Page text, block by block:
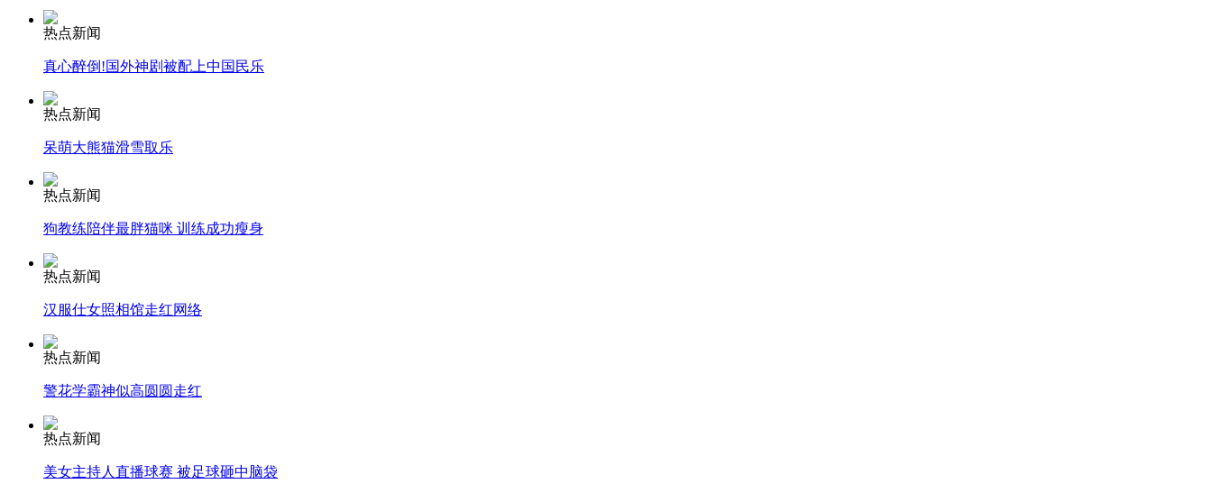
安徽一实载49人客车翻车
走！跟着总书记去植树
消防员救轻生者
纽约上演“枕头大战”
司机酒驾遇交警 急速倒车逃窜
热点新闻
真心醉倒!国外神剧被配上中国民乐
热点新闻
呆萌大熊猫滑雪取乐
热点新闻
狗教练陪伴最胖猫咪 训练成功瘦身
热点新闻
汉服仕女照相馆走红网络
热点新闻
警花学霸神似高圆圆走红
热点新闻
美女主持人直播球赛 被足球砸中脑袋